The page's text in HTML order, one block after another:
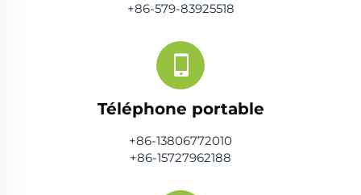
+86-579-83925518
Téléphone portable
+86-13806772010
+86-15727962188